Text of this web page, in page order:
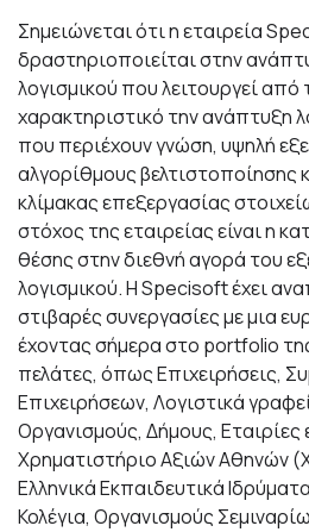
Σημειώνεται ότι η εταιρεία
δραστηριοποιείται στην
λογισμικού που λειτουργεί από
χαρακτηριστικό την ανάπτυξη
που περιέχουν γνώση, υψηλή
αλγορίθμους βελτιστοποίησης
κλίμακας επεξεργασίας
στόχος της εταιρείας είναι η
θέσης στην διεθνή αγορά του
λογισμικού. Η Specisoft έχει
στιβαρές συνεργασίες με μια
έχοντας σήμερα στο portfolio
πελάτες, όπως Επιχειρήσεις,
Επιχειρήσεων, Λογιστικά
Οργανισμούς, Δήμους, Εταιρίες
Χρηματιστήριο Αξιών Αθηνών
Ελληνικά Εκπαιδευτικά
Κολέγια, Οργανισμούς